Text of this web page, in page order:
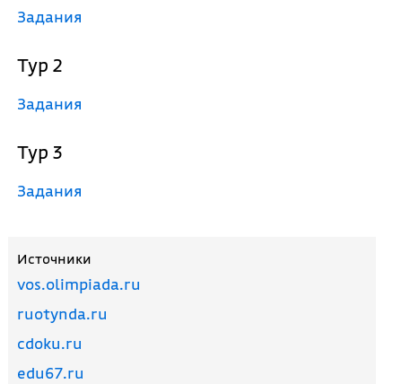
Задания
Тур 2
Задания
Тур 3
Задания
Источники
vos.olimpiada.ru
ruotynda.ru
cdoku.ru
edu67.ru